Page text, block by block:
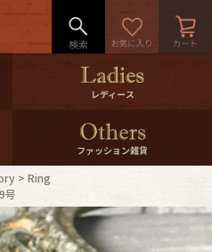
10％Offクーポンプレゼン
ト
クーポンプレゼント
LINE ID連携
マイページ
レディース
ファッション雑貨
Ring
号